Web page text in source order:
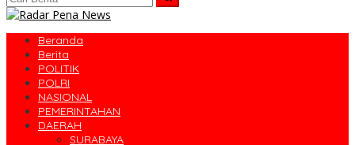
Beranda
Berita
POLITIK
POLRI
NASIONAL
PEMERINTAHAN
DAERAH
SURABAYA